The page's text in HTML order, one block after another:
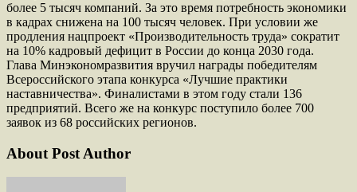
более 5 тысяч компаний. За это время потребность экономики
в кадрах снижена на 100 тысяч человек. При условии же
продления нацпроект «Производительность труда» сократит
на 10% кадровый дефицит в России до конца 2030 года.
Глава Минэкономразвития вручил награды победителям
Всероссийского этапа конкурса «Лучшие практики
наставничества». Финалистами в этом году стали 136
предприятий. Всего же на конкурс поступило более 700
заявок из 68 российских регионов.
About Post Author